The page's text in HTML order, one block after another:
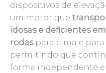
dispositivos de
um motor que
idosas e deficientes
rodaspara cima e para
permitindo que
forma independente